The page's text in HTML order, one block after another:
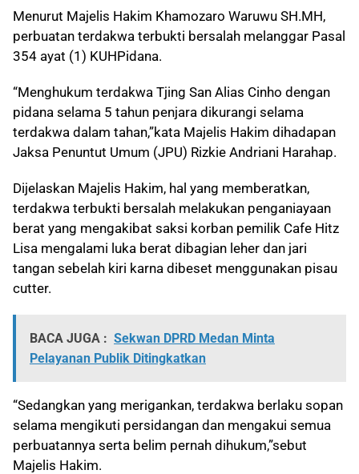
Menurut Majelis Hakim Khamozaro Waruwu SH.MH,
perbuatan terdakwa terbukti bersalah melanggar Pasal
354 ayat (1) KUHPidana.
“Menghukum terdakwa Tjing San Alias Cinho dengan
pidana selama 5 tahun penjara dikurangi selama
terdakwa dalam tahan,”kata Majelis Hakim dihadapan
Jaksa Penuntut Umum (JPU) Rizkie Andriani Harahap.
Dijelaskan Majelis Hakim, hal yang memberatkan,
terdakwa terbukti bersalah melakukan penganiayaan
berat yang mengakibat saksi korban pemilik Cafe Hitz
Lisa mengalami luka berat dibagian leher dan jari
tangan sebelah kiri karna dibeset menggunakan pisau
cutter.
BACA JUGA : Sekwan DPRD Medan Minta
Pelayanan Publik Ditingkatkan
“Sedangkan yang merigankan, terdakwa berlaku sopan
selama mengikuti persidangan dan mengakui semua
perbuatannya serta belim pernah dihukum,”sebut
Majelis Hakim.